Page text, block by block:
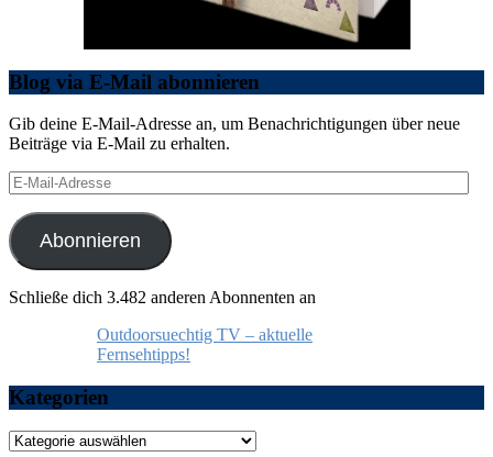
Blog via E-Mail abonnieren
Gib deine E-Mail-Adresse an, um Benachrichtigungen über neue
Beiträge via E-Mail zu erhalten.
E-
Mail-
Adresse
Abonnieren
Schließe dich 3.482 anderen Abonnenten an
Outdoorsuechtig TV – aktuelle
Fernsehtipps!
Kategorien
Kategorien